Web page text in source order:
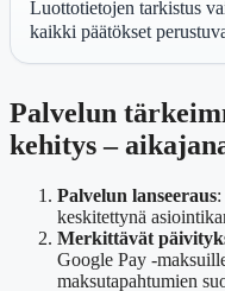
Luottotietojen tarkistus
kaikki päätökset
Palvelun
kehitys –
Palvelun lanseeraus
keskitettynä
Merkittävät
Google Pay -
maksutapahtumien